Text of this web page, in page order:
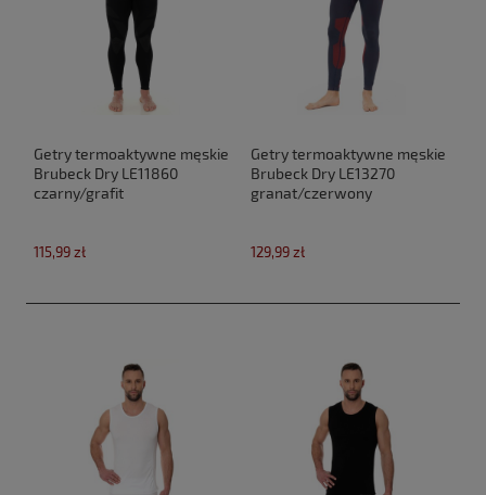
Getry termoaktywne męskie
Brubeck Dry LE11860
czarny/grafit
115,99 zł
Getry termoaktywne męskie
Brubeck Dry LE13270
granat/czerwony
129,99 zł